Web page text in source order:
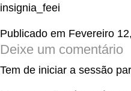
insignia_feei
Publicado em Fevereiro
Deixe um comentário
Tem de iniciar a sessão